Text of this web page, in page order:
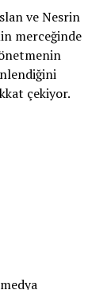
ve Nesrin
merceğinde
çekiyor.